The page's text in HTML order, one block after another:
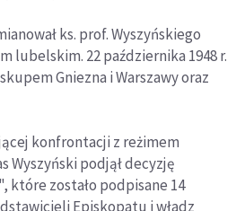
ks. prof. Wyszyńskiego
lubelskim. 22 października 1948 r.
Gniezna i Warszawy oraz
konfrontacji z reżimem
Wyszyński podjął decyzję
które zostało podpisane 14
Episkopatu i władz